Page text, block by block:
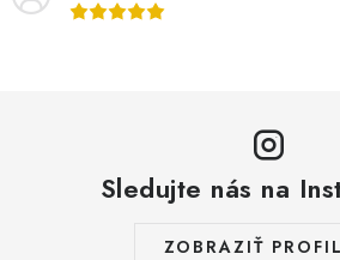
Sledujte nás na
ZOBRAZIŤ PROFIL